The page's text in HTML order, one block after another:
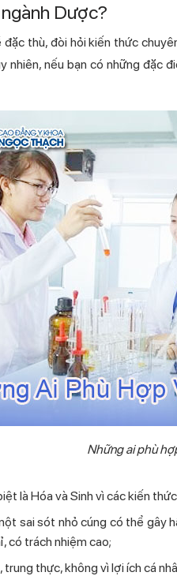
Dược?
thù, đòi hỏi kiến thức
nhiên, nếu bạn có những đặc
Những ai phù
là Hóa và Sinh vì các kiến
sai sót nhỏ cúng có thể gây
có trách nhiệm cao;
thực, không vì lợi ích cá